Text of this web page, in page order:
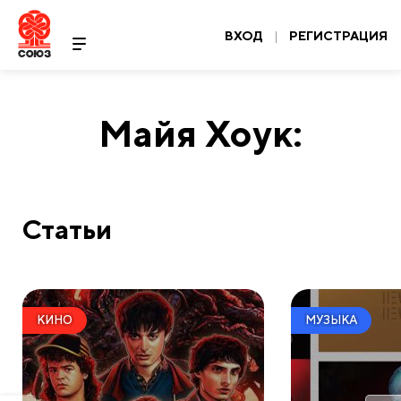
ВХОД | РЕГИСТРАЦИЯ
Майя Хоук:
Статьи
КИНО МУЗЫКА